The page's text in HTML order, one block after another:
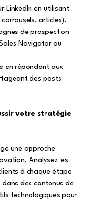
LinkedIn en utilisant
articles).
de prospection
Navigator ou
en répondant aux
des posts
votre stratégie
une approche
Analysez les
à chaque étape
dans des contenus de
technologiques pour